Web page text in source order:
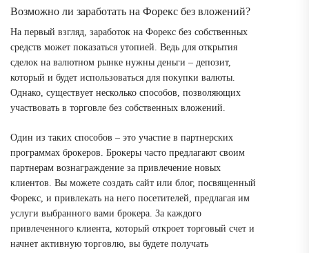
Возможно ли заработать на Форекс без вложений?
На первый взгляд, заработок на Форекс без собственных
средств может показаться утопией. Ведь для открытия
сделок на валютном рынке нужны деньги – депозит,
который и будет использоваться для покупки валюты.
Однако, существует несколько способов, позволяющих
участвовать в торговле без собственных вложений.
Один из таких способов – это участие в партнерских
программах брокеров. Брокеры часто предлагают своим
партнерам вознаграждение за привлечение новых
клиентов. Вы можете создать сайт или блог, посвященный
Форекс, и привлекать на него посетителей, предлагая им
услуги выбранного вами брокера. За каждого
привлеченного клиента, который откроет торговый счет и
начнет активную торговлю, вы будете получать